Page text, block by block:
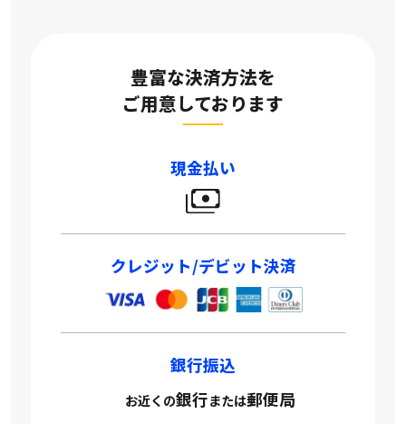
豊富な決済方法を
ご用意しております
現金払い
クレジット/デビット決済
銀行振込
お近くの銀行または郵便局